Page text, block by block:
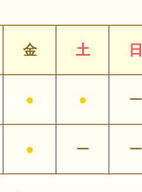
金 土 日
● ● ー
● ー ー